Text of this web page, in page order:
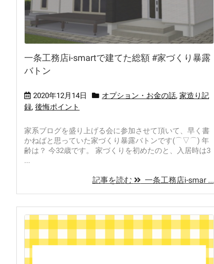
一条工務店i-smartで建てた総額 #家づくり暴露
バトン
2020年12月14日 オプション・お金の話, 家造り記
録, 後悔ポイント
家系ブログを盛り上げる会に参加させて頂いて、早く書
かねばと思っていた家づくり暴露バトンです(⌒▽⌒) 年
齢は？ 今32歳です。 家づくりを初めたのと、入居時は3
...
記事を読む 一条工務店i-smar ...